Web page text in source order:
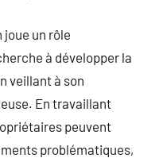
joue un rôle
à développer la
veillant à son
En travaillant
peuvent
problématiques,